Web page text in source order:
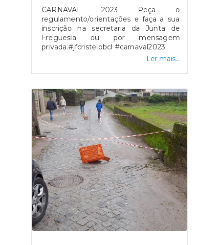
CARNAVAL 2023 Peça o
regulamento/orientações e faça a sua
inscrição na secretaria da Junta de
Freguesia ou por mensagem
privada.#jfcristelobcl #carnaval2023
Ler mais...